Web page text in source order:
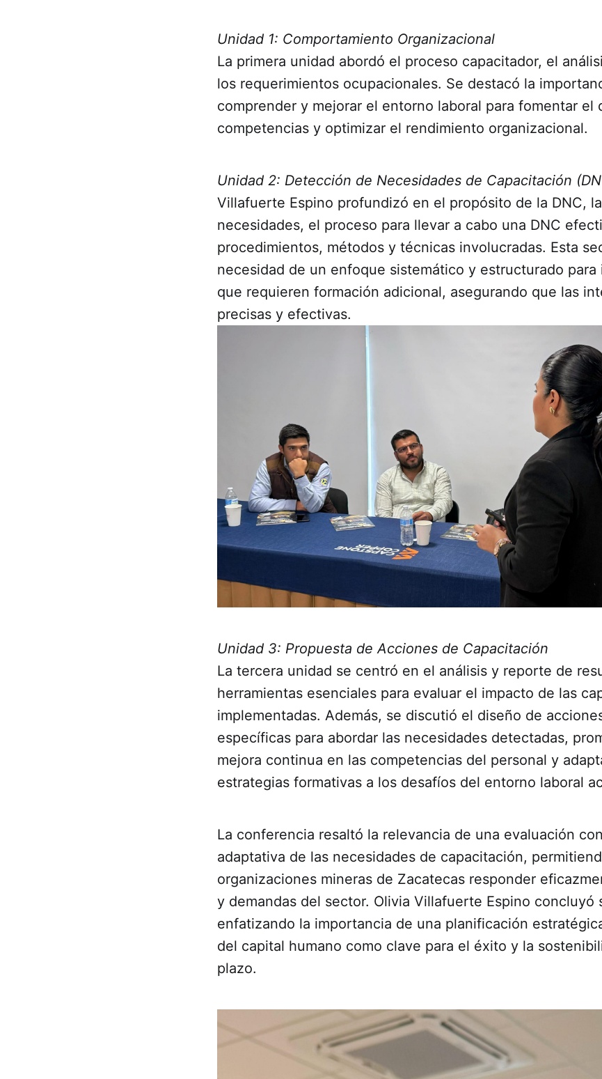
Unidad 1: Comportamiento Organizacional
La primera unidad abordó el proceso capacitador, el
los requerimientos ocupacionales. Se destacó la
comprender y mejorar el entorno laboral para fomentar el
competencias y optimizar el rendimiento organizacional.
Unidad 2: Detección de Necesidades de Capacitación
Villafuerte Espino profundizó en el propósito de la DNC,
necesidades, el proceso para llevar a cabo una DNC
procedimientos, métodos y técnicas involucradas. Esta
necesidad de un enfoque sistemático y estructurado para
que requieren formación adicional, asegurando que las
precisas y efectivas.
Unidad 3: Propuesta de Acciones de Capacitación
La tercera unidad se centró en el análisis y reporte de
herramientas esenciales para evaluar el impacto de las
implementadas. Además, se discutió el diseño de
específicas para abordar las necesidades detectadas,
mejora continua en las competencias del personal y
estrategias formativas a los desafíos del entorno laboral
La conferencia resaltó la relevancia de una evaluación
adaptativa de las necesidades de capacitación,
organizaciones mineras de Zacatecas responder
y demandas del sector. Olivia Villafuerte Espino concluyó
enfatizando la importancia de una planificación
del capital humano como clave para el éxito y la
plazo.